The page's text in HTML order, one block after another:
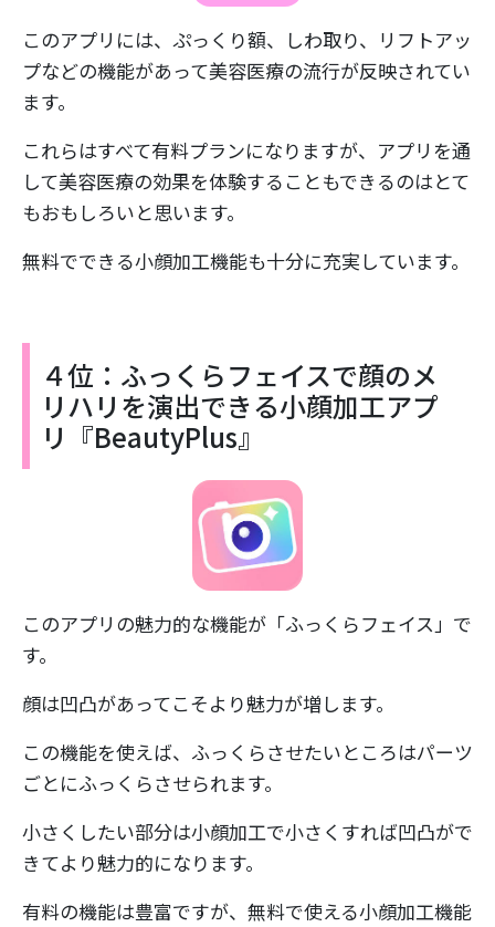
このアプリには、ぷっくり額、しわ取り、リフトアッ
プなどの機能があって美容医療の流行が反映されてい
ます。
これらはすべて有料プランになりますが、アプリを通
して美容医療の効果を体験することもできるのはとて
もおもしろいと思います。
無料でできる小顔加工機能も十分に充実しています。
４位：ふっくらフェイスで顔のメ
リハリを演出できる小顔加工アプ
リ『BeautyPlus』
このアプリの魅力的な機能が「ふっくらフェイス」で
す。
顔は凹凸があってこそより魅力が増します。
この機能を使えば、ふっくらさせたいところはパーツ
ごとにふっくらさせられます。
小さくしたい部分は小顔加工で小さくすれば凹凸がで
きてより魅力的になります。
有料の機能は豊富ですが、無料で使える小顔加工機能